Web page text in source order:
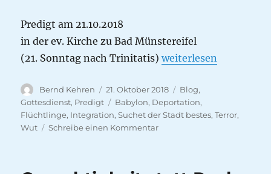
Predigt am 21.10.2018
in der ev. Kirche zu Bad Münstereifel
(21. Sonntag nach Trinitatis)„Suchet der Stadt
weiterlesen
Autor
Bernd Kehren
Veröffentlicht
am
21. Oktober 2018 Kategorien
Blog,
Gottesdienst, Predigt Schlagwörter
Babylon, Deportation,
Flüchtlinge, Integration,Suchet der Stadt bestes,Terror,
Wut
Schreibe einen Kommentarzu